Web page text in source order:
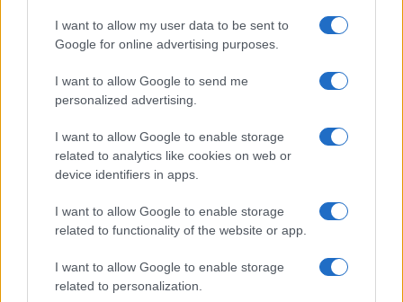
I want to allow my user data to be sent to
Google for online advertising purposes.
I want to allow Google to send me
personalized advertising.
I want to allow Google to enable storage
related to analytics like cookies on web or
device identifiers in apps.
I want to allow Google to enable storage
related to functionality of the website or app.
I want to allow Google to enable storage
related to personalization.
Lamezia International Film Fest: arte e cultura si
incontrano in Calabria
PIÙ LETTI